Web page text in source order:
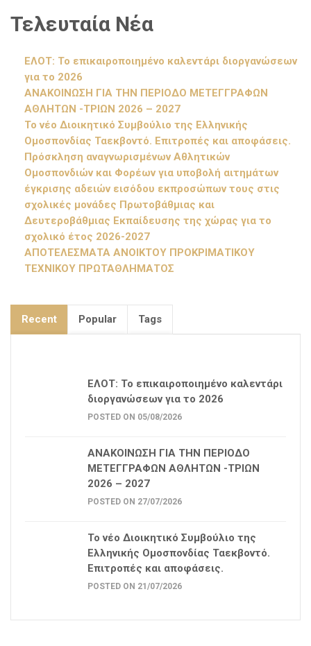
Τελευταία Νέα
ΕΛΟΤ: Το επικαιροποιημένο καλεντάρι διοργανώσεων
για το 2026
ΑΝΑΚΟΙΝΩΣΗ ΓΙΑ ΤΗΝ ΠΕΡΙΟΔΟ ΜΕΤΕΓΓΡΑΦΩΝ
ΑΘΛΗΤΩΝ -ΤΡΙΩΝ 2026 – 2027
Το νέο Διοικητικό Συμβούλιο της Ελληνικής
Ομοσπονδίας Ταεκβοντό. Επιτροπές και αποφάσεις.
Πρόσκληση αναγνωρισμένων Αθλητικών
Ομοσπονδιών και Φορέων για υποβολή αιτημάτων
έγκρισης αδειών εισόδου εκπροσώπων τους στις
σχολικές μονάδες Πρωτοβάθμιας και
Δευτεροβάθμιας Εκπαίδευσης της χώρας για το
σχολικό έτος 2026-2027
ΑΠΟΤΕΛΕΣΜΑΤΑ ΑΝΟΙΚΤΟΥ ΠΡΟΚΡΙΜΑΤΙΚΟΥ
ΤΕΧΝΙΚΟΥ ΠΡΩΤΑΘΛΗΜΑΤΟΣ
Recent Popular Tags
ΕΛΟΤ: Το επικαιροποιημένο καλεντάρι
διοργανώσεων για το 2026
POSTED ON 05/08/2026
ΑΝΑΚΟΙΝΩΣΗ ΓΙΑ ΤΗΝ ΠΕΡΙΟΔΟ
ΜΕΤΕΓΓΡΑΦΩΝ ΑΘΛΗΤΩΝ -ΤΡΙΩΝ
2026 – 2027
POSTED ON 27/07/2026
Το νέο Διοικητικό Συμβούλιο της
Ελληνικής Ομοσπονδίας Ταεκβοντό.
Επιτροπές και αποφάσεις.
POSTED ON 21/07/2026